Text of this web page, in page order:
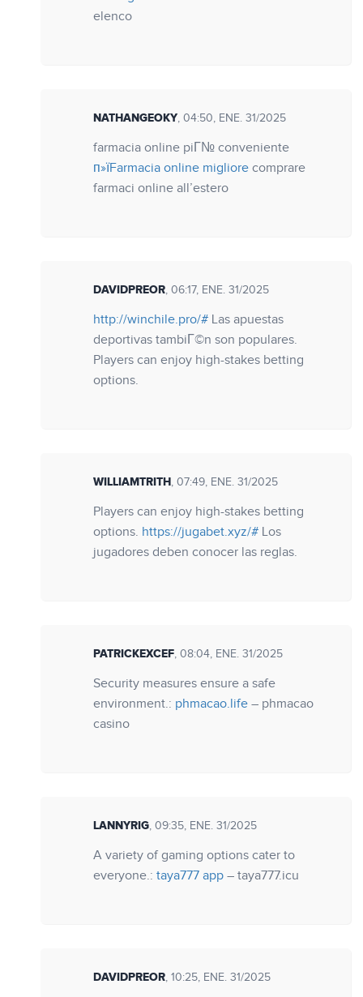
elenco
NATHANGEOKY, 04:50, ENE. 31/2025
farmacia online piГ№ conveniente
п»їFarmacia online migliore comprare
farmaci online all’estero
DAVIDPREOR, 06:17, ENE. 31/2025
http://winchile.pro/# Las apuestas
deportivas tambiГ©n son populares.
Players can enjoy high-stakes betting
options.
WILLIAMTRITH, 07:49, ENE. 31/2025
Players can enjoy high-stakes betting
options. https://jugabet.xyz/# Los
jugadores deben conocer las reglas.
PATRICKEXCEF, 08:04, ENE. 31/2025
Security measures ensure a safe
environment.: phmacao.life – phmacao
casino
LANNYRIG, 09:35, ENE. 31/2025
A variety of gaming options cater to
everyone.: taya777 app – taya777.icu
DAVIDPREOR, 10:25, ENE. 31/2025